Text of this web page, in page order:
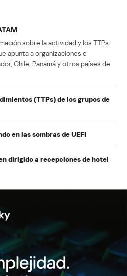
sobre la actividad y los TTPs
apunta a organizaciones e
Chile, Panamá y otros países de
(TTPs) de los grupos de
en las sombras de UEFI
dirigido a recepciones de hotel